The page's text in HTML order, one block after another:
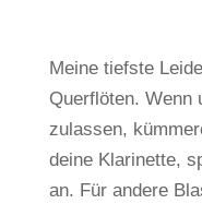
Meine tiefste
Querflöten. Wenn
zulassen,
deine Klarinette,
an. Für andere